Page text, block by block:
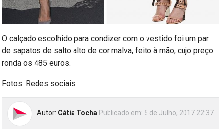
O calçado escolhido para condizer com o vestido foi um par
de sapatos de salto alto de cor malva, feito à mão, cujo preço
ronda os 485 euros.
Fotos: Redes sociais
Autor: Cátia Tocha Publicado em: 5 de Julho, 2017 22:37